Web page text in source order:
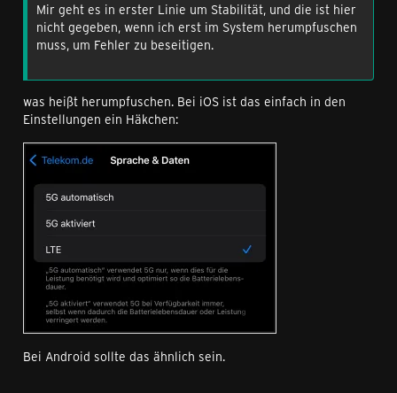
Mir geht es in erster Linie um Stabilität, und die ist hier
nicht gegeben, wenn ich erst im System herumpfuschen
muss, um Fehler zu beseitigen.
was heißt herumpfuschen. Bei iOS ist das einfach in den
Einstellungen ein Häkchen:
Bei Android sollte das ähnlich sein.